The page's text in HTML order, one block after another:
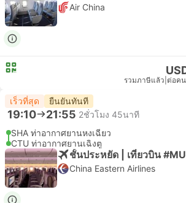
Air China
รวมภาษีแล้ว ต่อค
เร็วที่สุด ยืนยันทันที
19:10 21:55 2ชั่วโมง 45นาที
SHA ท่าอากาศยานหงเฉียว
CTU ท่าอากาศยานเฉิงตู
ชั้นประหยัด | เที่ยวบิน
China Eastern Airlines